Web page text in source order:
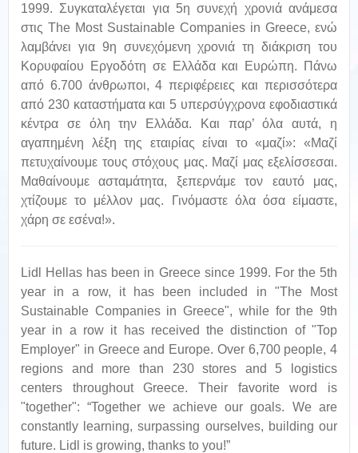
1999. Συγκαταλέγεται για 5η συνεχή χρονιά ανάμεσα
στις The Most Sustainable Companies in Greece, ενώ
λαμβάνει για 9η συνεχόμενη χρονιά τη διάκριση του
Κορυφαίου Εργοδότη σε Ελλάδα και Ευρώπη. Πάνω
από 6.700 άνθρωποι, 4 περιφέρειες και περισσότερα
από 230 καταστήματα και 5 υπερσύγχρονα εφοδιαστικά
κέντρα σε όλη την Ελλάδα. Και παρ’ όλα αυτά, η
αγαπημένη λέξη της εταιρίας είναι το «μαζί»: «Μαζί
πετυχαίνουμε τους στόχους μας. Μαζί μας εξελίσσεσαι.
Μαθαίνουμε ασταμάτητα, ξεπερνάμε τον εαυτό μας,
χτίζουμε το μέλλον μας. Γινόμαστε όλα όσα είμαστε,
χάρη σε εσένα!».
Lidl Hellas has been in Greece since 1999. For the 5th
year in a row, it has been included in "The Most
Sustainable Companies in Greece", while for the 9th
year in a row it has received the distinction of "Top
Employer" in Greece and Europe. Over 6,700 people, 4
regions and more than 230 stores and 5 logistics
centers throughout Greece. Their favorite word is
"together": “Together we achieve our goals. We are
constantly learning, surpassing ourselves, building our
future. Lidl is growing, thanks to you!”